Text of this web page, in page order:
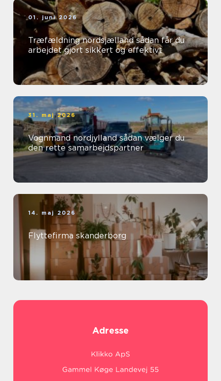
01. juni 2026
Træfældning nordsjælland sådan får du
arbejdet gjort sikkert og effektivt
31. maj 2026
Vognmand nordjylland sådan vælger du
den rette samarbejdspartner
14. maj 2026
Flyttefirma skanderborg
Adresse